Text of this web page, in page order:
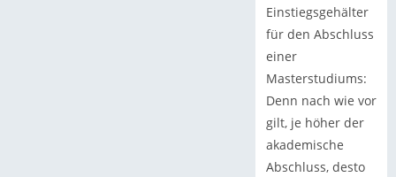
Einstiegsgehälter
für den Abschluss
einer
Masterstudiums:
Denn nach wie vor
gilt, je höher der
akademische
Abschluss, desto